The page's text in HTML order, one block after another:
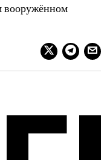
вооружённом